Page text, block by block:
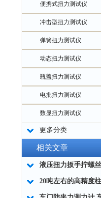
便携式扭力测试仪
冲击型扭力测试仪
弹簧扭力测试仪
动态扭力测试仪
瓶盖扭力测试仪
电批扭力测试仪
数显扭力测试仪
更多分类
相关文章